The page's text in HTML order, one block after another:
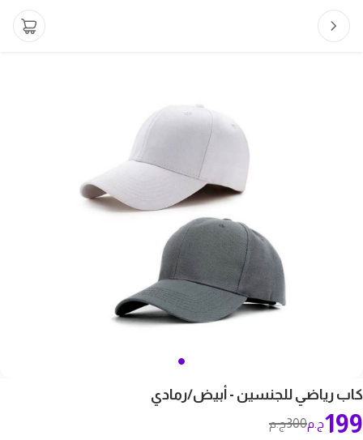
كاب رياضي للجنسين - أبيض/رمادي
300ج.م 199ج.م